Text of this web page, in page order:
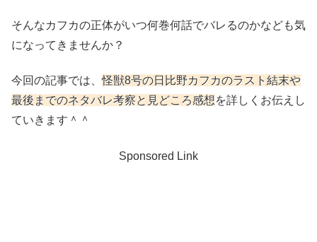
そんなカフカの正体がいつ何巻何話でバレるのかなども気
になってきませんか？
今回の記事では、怪獣8号の日比野カフカのラスト結末や
最後までのネタバレ考察と見どころ感想を詳しくお伝えし
ていきます＾＾
Sponsored Link